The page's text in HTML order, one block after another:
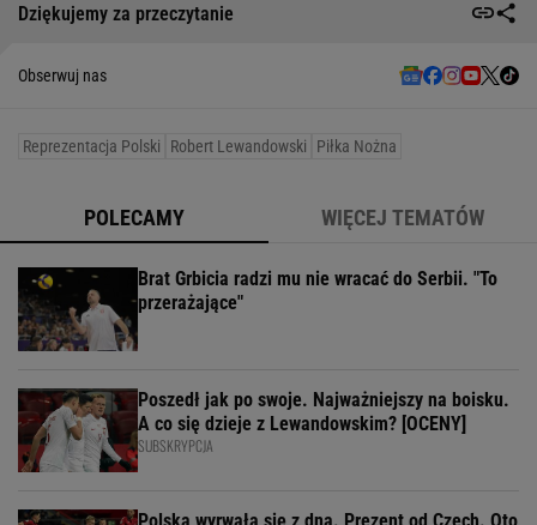
Dziękujemy za przeczytanie
Obserwuj nas
Reprezentacja Polski Robert Lewandowski Piłka Nożna
POLECAMY WIĘCEJ TEMATÓW
Brat Grbicia radzi mu nie wracać do Serbii. "To
przerażające"
Poszedł jak po swoje. Najważniejszy na boisku.
A co się dzieje z Lewandowskim? [OCENY]
SUBSKRYPCJA